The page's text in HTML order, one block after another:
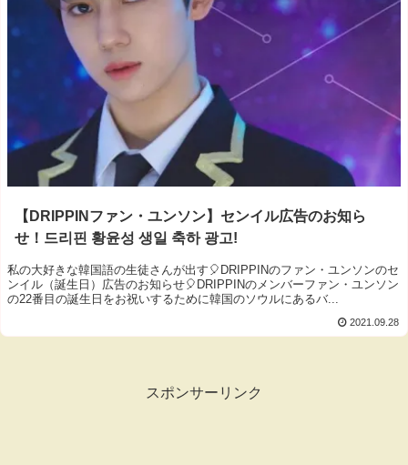
【DRIPPINファン・ユンソン】センイル広告のお知ら
せ！드리핀 황윤성 생일 축하 광고!
私の大好きな韓国語の生徒さんが出す🎈DRIPPINのファン・ユンソンのセ
ンイル（誕生日）広告のお知らせ🎈DRIPPINのメンバーファン・ユンソン
の22番目の誕生日をお祝いするために韓国のソウルにあるバ...
2021.09.28
スポンサーリンク